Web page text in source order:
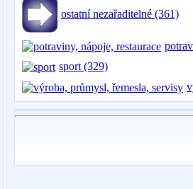
ostatní nezařaditelné (361)
sport (329)